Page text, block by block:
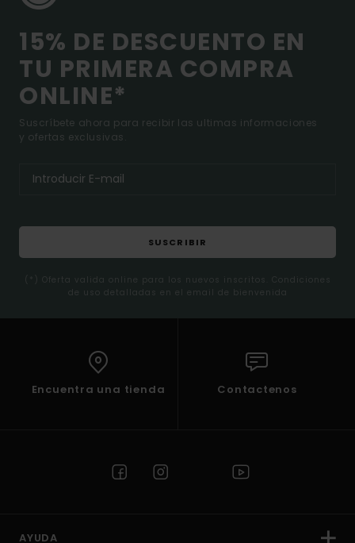
15% DE DESCUENTO EN
TU PRIMERA COMPRA
ONLINE*
Suscríbete ahora para recibir las ultimas informaciones
y ofertas exclusivas.
SUSCRIBIR
(*) Oferta valida online para los nuevos inscritos. Condiciones
de uso detalladas en el email de bienvenida
Encuentra una tienda Contactenos
AYUDA